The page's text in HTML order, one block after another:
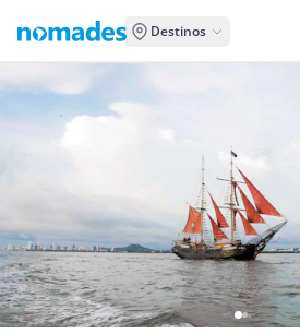
Destinos